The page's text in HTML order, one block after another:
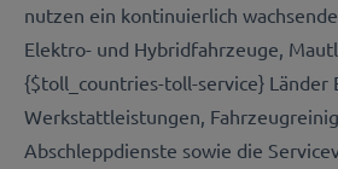
nutzen ein kontinuierlich
Elektro- und Hybridfahrzeuge,
{$toll_countries-toll-service} Länder
Werkstattleistungen,
Abschleppdienste sowie die